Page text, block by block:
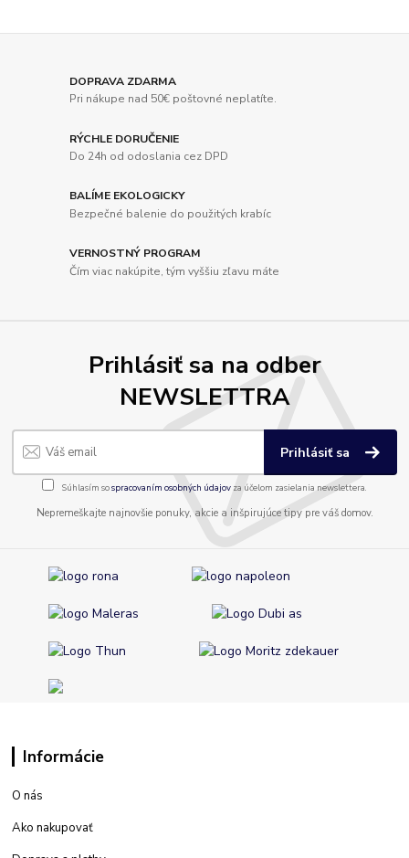
DOPRAVA ZDARMA
Pri nákupe nad 50€ poštovné neplatíte.
RÝCHLE DORUČENIE
Do 24h od odoslania cez DPD
BALÍME EKOLOGICKY
Bezpečné balenie do použitých krabíc
VERNOSTNÝ PROGRAM
Čím viac nakúpite, tým vyššiu zľavu máte
Prihlásiť sa na odber
NEWSLETTRA
Prihlásiť sa
Súhlasím sospracovaním osobných údajov za účelom zasielania newslettera.
Nepremeškajte najnovšie ponuky, akcie a inšpirujúce tipy pre váš domov.
Informácie
O nás
Ako nakupovať